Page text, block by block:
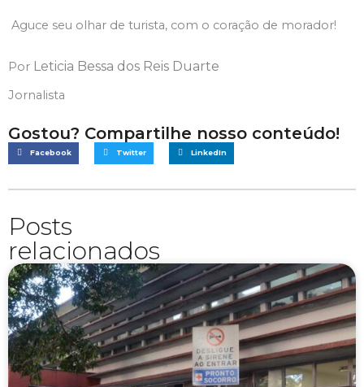
Aguce seu olhar de turista, com o coração de morador!
Por Leticia Bessa dos Reis Duarte
Jornalista
Gostou? Compartilhe nosso conteúdo!
Facebook Twitter LinkedIn
Posts
relacionados